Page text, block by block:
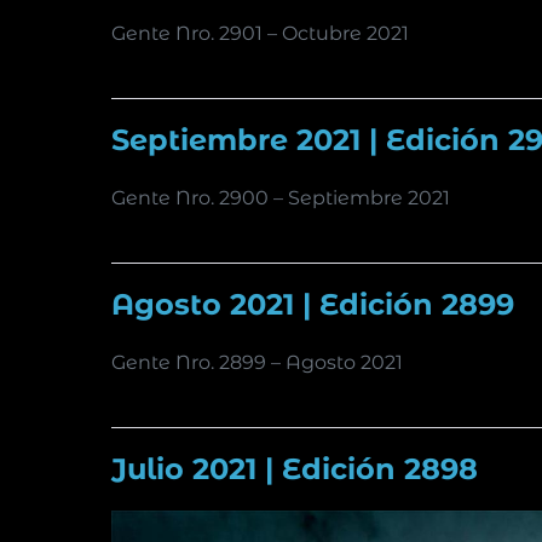
Gente Nro. 2901 – Octubre 2021
Septiembre 2021 | Edición
Gente Nro. 2900 – Septiembre 2021
Agosto 2021 | Edición 2899
Gente Nro. 2899 – Agosto 2021
Julio 2021 | Edición 2898